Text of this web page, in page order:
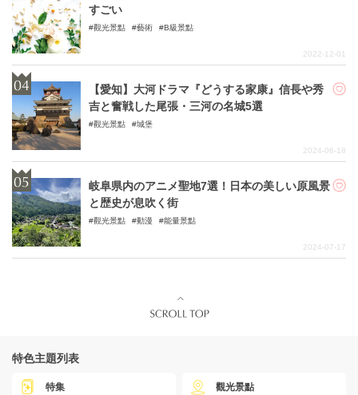
すごい
觀光景點 藝術 B級景點
2022-12-01
【愛知】大河ドラマ『どうする家康』信長や秀
吉と奮戦した尾張・三河の名城5選
觀光景點 城堡
2024-06-18
岐阜県内のアニメ聖地7選！日本の美しい原風景
と歴史が息吹く街
觀光景點 動漫 能量景點
2024-07-17
特色主題列表
特集 觀光景點